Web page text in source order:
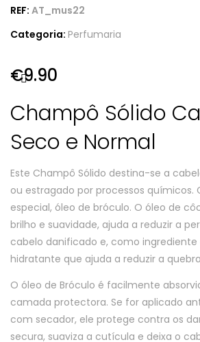
REF: AT_mus22
Categoria: Perfumaria
€9.90
Champô Sólido
Seco e Normal
Este Champô Sólido destina-se a
ou estragado por processos químicos.
especial, óleo de bróculo. O óleo de
brilho e suavidade, ajuda a reduzir a
cabelo danificado e, como
hidratante que ajuda a reduzir a
O óleo de Bróculo é facilmente
camada protectora. Se for aplicado
com secador, ele protege contra os
secura, suaviza a cutícula e deixa o